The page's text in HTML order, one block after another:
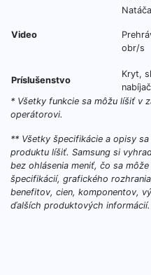
Video
obr/s
Príslušenstvo
Kryt,
* Všetky funkcie sa môžu líšiť v
operátorovi.
** Všetky špecifikácie a opisy
produktu líšiť. Samsung si
bez ohlásenia meniť, čo sa
špecifikácií, grafického
benefitov, cien, komponentov,
ďalších produktových informácií.